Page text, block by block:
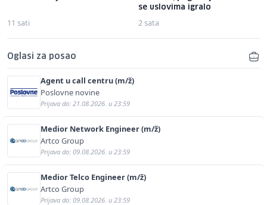
11 sati
se uslovima igralo
2 sata
Oglasi za posao
Agent u call centru (m/ž)
Poslovne novine
Prijava do: 21.08.2026. u 23:59
Medior Network Engineer (m/ž)
Artco Group
Prijava do: 09.08.2026. u 23:59
Medior Telco Engineer (m/ž)
Artco Group
Prijava do: 09.08.2026. u 23:59